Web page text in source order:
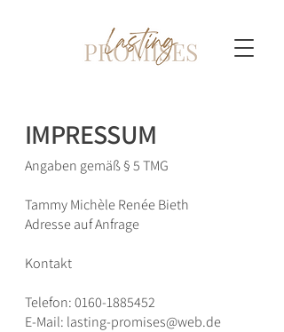
IMPRESSUM
Angaben gemäß § 5 TMG
Tammy Michèle Renée Bieth
Adresse auf Anfrage
Kontakt
Telefon:0160-1885452
E-Mail: lasting-promises@web.de